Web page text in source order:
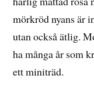
mörkröd nyans är
utan också ätlig.
ha många år som
ett miniträd.